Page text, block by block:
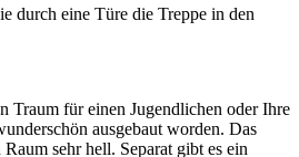
durch eine Türe die Treppe in den
Traum für einen Jugendlichen oder Ihre
ausgebaut worden. Das
sehr hell. Separat gibt es ein